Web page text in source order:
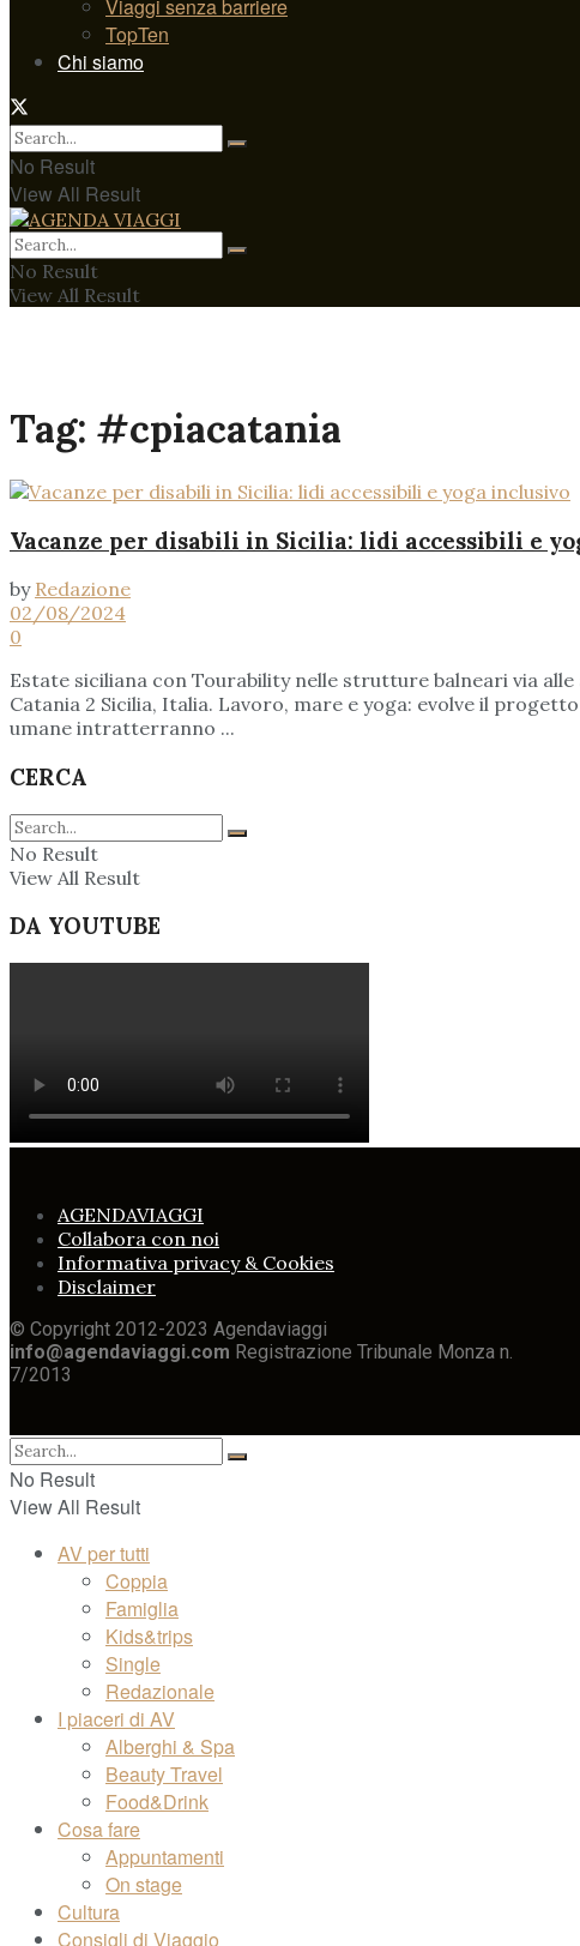
Viaggi senza barriere
TopTen
Chi siamo
No Result
View All Result
No Result
View All Result
Tag: #cpiacatania
Vacanze per disabili in Sicilia: lidi accessibili e
by Redazione
02/08/2024
0
Estate siciliana con Tourability nelle strutture balneari via
Catania 2 Sicilia, Italia. Lavoro, mare e yoga: evolve il
umane intratterranno ...
CERCA
No Result
View All Result
DA YOUTUBE
AGENDAVIAGGI
Collabora con noi
Informativa privacy & Cookies
Disclaimer
© Copyright 2012-2023 Agendaviaggi
info@agendaviaggi.com Registrazione Tribunale Monza n.
7/2013
No Result
View All Result
AV per tutti
Coppia
Famiglia
Kids&trips
Single
Redazionale
I piaceri di AV
Alberghi & Spa
Beauty Travel
Food&Drink
Cosa fare
Appuntamenti
On stage
Cultura
Consigli di Viaggio